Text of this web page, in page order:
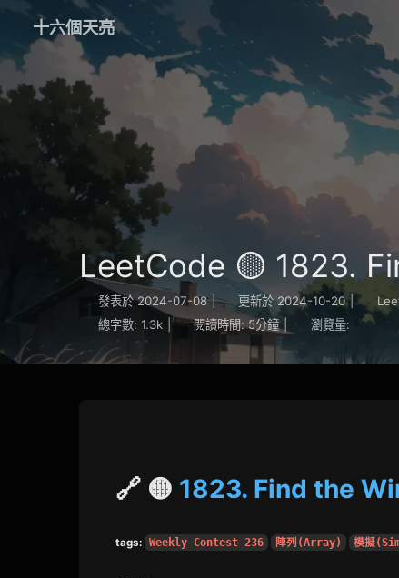
十六個天亮
LeetCode 🟡 1823.
發表於 2024-07-08 | 更新於 2024-10-20 |
總字數: 1.3k 閱讀時間: 5分鐘 瀏覽量:
🔗 🟡 1823. Find the
tags: Weekly Contest 236 陣列(Array) 模擬